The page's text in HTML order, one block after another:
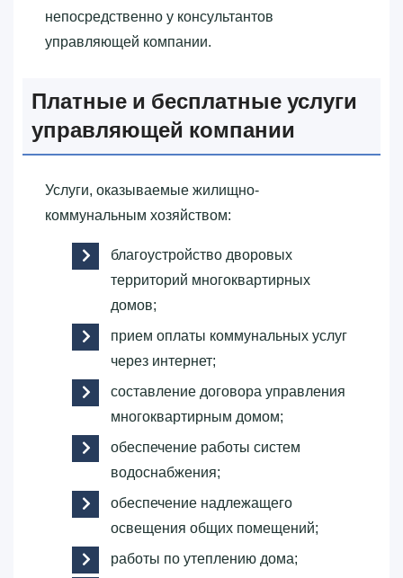
непосредственно у консультантов
управляющей компании.
Платные и бесплатные услуги
управляющей компании
Услуги, оказываемые жилищно-
коммунальным хозяйством:
благоустройство дворовых
территорий многоквартирных
домов;
прием оплаты коммунальных услуг
через интернет;
составление договора управления
многоквартирным домом;
обеспечение работы систем
водоснабжения;
обеспечение надлежащего
освещения общих помещений;
работы по утеплению дома;